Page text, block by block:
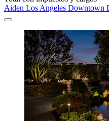
Aiden Los Angeles Downtown